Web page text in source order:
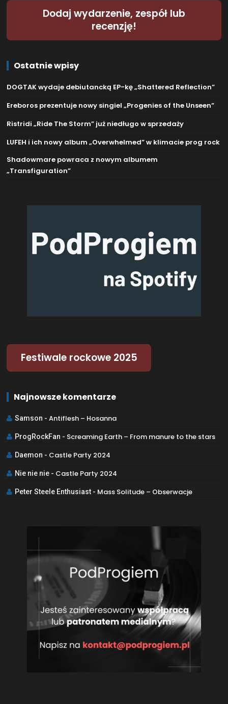
Dodaj wydarzenie, zespół lub
recenzję!
Ostatnie wpisy
DOGTAK wydaje debiutancką EP-kę „Shattered Reflection”
Ereboros prezentuje nowy singiel „Progenies of the Unseen”
Ristridi „Ride The Storm” już niedługo w sprzedaży
LUFEH i ich nowy album „Overwhelmed” w klimacie prog rock
Shadowmare powraca z nowym albumem
„Transfiguration”
Festiwale rockowe 2025
Najnowsze komentarze
Samson - Antiflesh – Hosanna
ProgRockFan - Screaming Earth – From manure to the stars
Daemon - Castle Party 2024
Nie nie nie - Castle Party 2024
Peter Steele Enthusiast - Mass Solitude – Obserwacje